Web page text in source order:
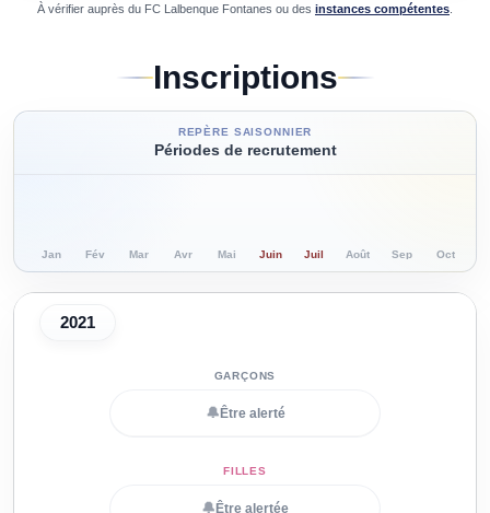
À vérifier auprès du FC Lalbenque Fontanes ou des instances compétentes
Inscriptions
REPÈRE SAISONNIER
Périodes de recrutement
Jan Fév Mar Avr Mai Juin Juil Août Sep Oct
2021
🔔 Être alerté
🔔 Être alertée